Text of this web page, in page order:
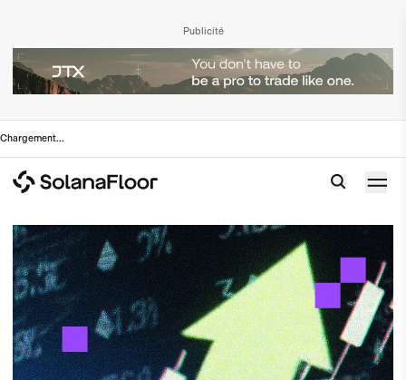
Publicité
Chargement...